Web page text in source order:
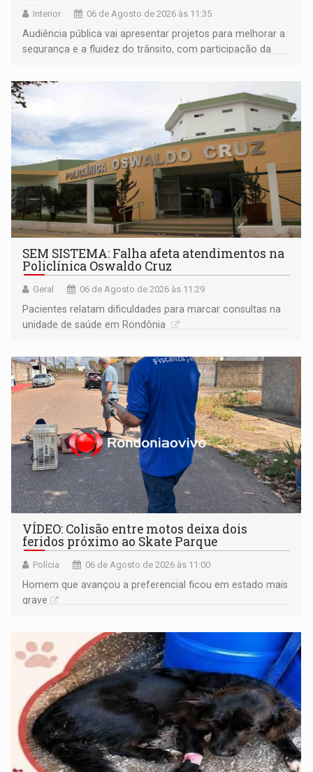
Interior 06 de Agosto de 2026 às 11:35
Audiência pública vai apresentar projetos para melhorar a
segurança e a fluidez do trânsito, com participação da
SEM SISTEMA: Falha afeta atendimentos na
Policlínica Oswaldo Cruz
Geral 06 de Agosto de 2026 às 11:29
Pacientes relatam dificuldades para marcar consultas na
unidade de saúde em Rondônia
VÍDEO: Colisão entre motos deixa dois
feridos próximo ao Skate Parque
Polícia 06 de Agosto de 2026 às 11:00
Homem que avançou a preferencial ficou em estado mais
grave